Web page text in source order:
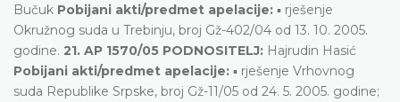
Bučuk Pobijani akti/predmet apelacije: ▪ rješenje
Okružnog suda u Trebinju, broj Gž-402/04 od 13. 10. 2005.
godine. 21. AP 1570/05 PODNOSITELJ: Hajrudin Hasić
Pobijani akti/predmet apelacije: ▪ rješenje Vrhovnog
suda Republike Srpske, broj Gž-11/05 od 24. 5. 2005. godine;